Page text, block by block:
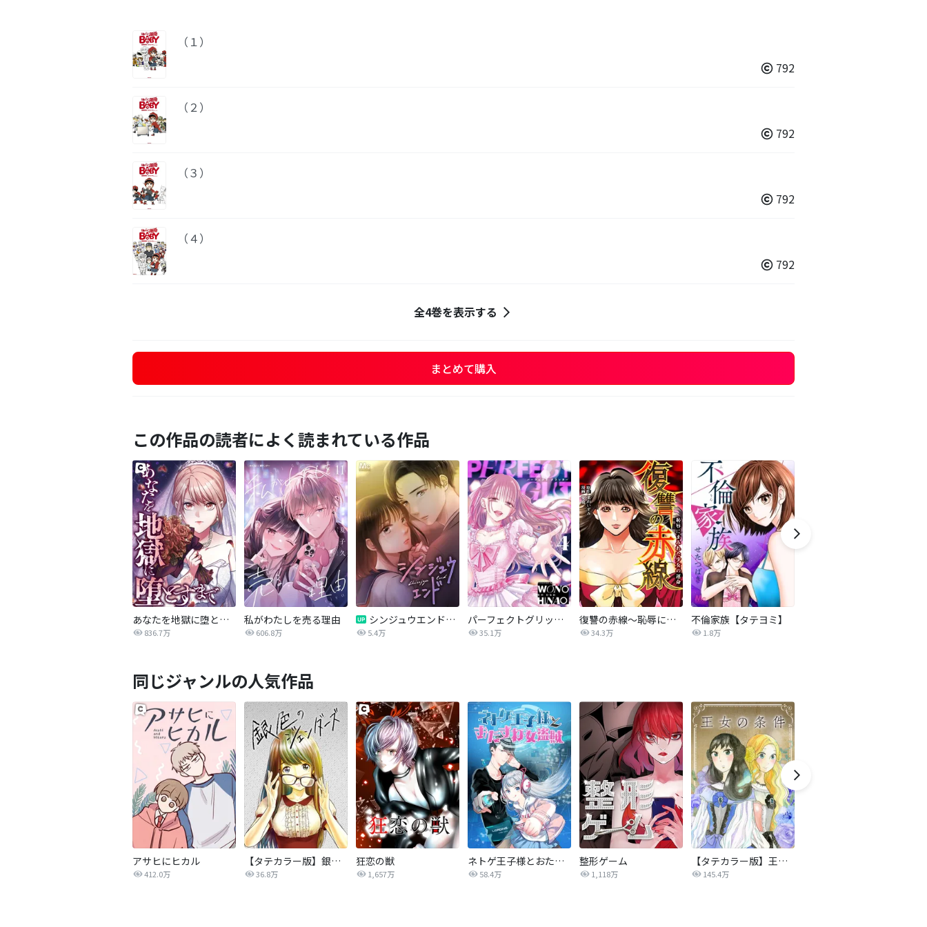
（１）
792
（２）
792
（３）
792
（４）
792
全4巻を表示する
まとめて購入
この作品の読者によく読まれている作品
あなたを地獄に堕とすまで
836.7万
私がわたしを売る理由
606.8万
シンジュウエンド【タテヨミ】
5.4万
パーフェクトグリッター
35.1万
復讐の赤線～恥辱にまみれた少女の運命～【タテヨミ】
34.3万
不倫家族【タテヨミ】
1.8万
同じジャンルの人気作品
アサヒにヒカル
412.0万
【タテカラー版】銀色のジェンダーズ
36.8万
狂恋の獣
1,657万
ネトゲ王子様とおたずね女盗賊
58.4万
整形ゲーム
1,118万
【タテカラー版】王女の条件
145.4万